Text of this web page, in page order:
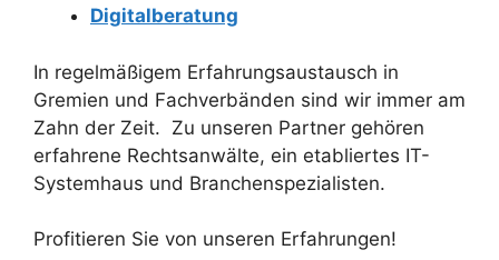
Digitalberatung
In regelmäßigem Erfahrungsaustausch in
Gremien und Fachverbänden sind wir immer am
Zahn der Zeit. Zu unseren Partner gehören
erfahrene Rechtsanwälte, ein etabliertes IT-
Systemhaus und Branchenspezialisten.
Profitieren Sie von unseren Erfahrungen!